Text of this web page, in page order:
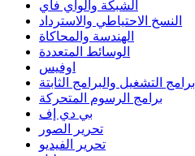
الشبكة والواي فاي
النسخ الاحتياطي والاسترداد
الهندسة والمحاكاة
الوسائط المتعددة
اوفيس
برامج التشغيل والبرامج الثابتة
برامج الرسوم المتحركة
بي دي إف
تحرير الصور
تحرير الفيديو